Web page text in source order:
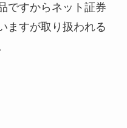
ですからネット証券
ますが取り扱われる